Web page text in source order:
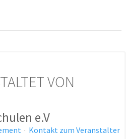
VON
e.V
· Kontakt zum Veranstalter